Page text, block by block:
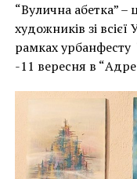
“Вулична абетка” –
художників зі
рамках урбанфесту
-11 вересня в